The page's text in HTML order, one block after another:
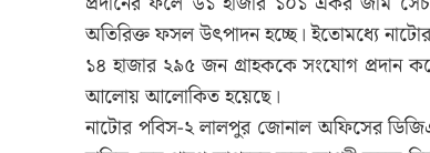
অতিরিক্ত ফসল উৎপাদন হচ্ছে। ইতোমধ্যে
১৪ হাজার ২৯৫ জন গ্রাহককে সংযোগ প্রদান
আলোয় আলোকিত হয়েছে।
নাটোর পবিস-২ লালপুর জোনাল অফিসের